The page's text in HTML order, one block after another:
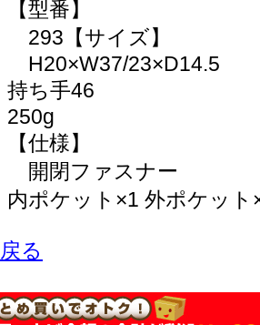
【型番】
293【サイズ】
H20×W37/23×D14.5
持ち手46
250g
【仕様】
開閉ファスナー
内ポケット×1 外ポケット
る